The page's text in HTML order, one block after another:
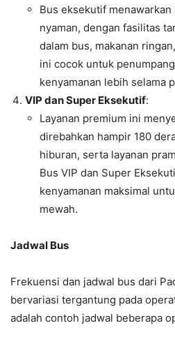
Bus eksekutif
nyaman, dengan fasilitas
dalam bus, makanan
ini cocok untuk
kenyamanan lebih selama
VIP dan Super Eksekutif:
Layanan premium ini
direbahkan hampir 180
hiburan, serta layanan
Bus VIP dan Super
kenyamanan maksimal
mewah.
Jadwal Bus
Frekuensi dan jadwal bus dari
bervariasi tergantung pada
adalah contoh jadwal beberapa